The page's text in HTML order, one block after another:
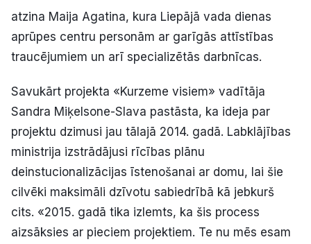
atzina Maija Agatina, kura Liepājā vada dienas
aprūpes centru personām ar garīgās attīstības
traucējumiem un arī specializētās darbnīcas.
Savukārt projekta «Kurzeme visiem» vadītāja
Sandra Miķelsone-Slava pastāsta, ka ideja par
projektu dzimusi jau tālajā 2014. gadā. Labklājības
ministrija izstrādājusi rīcības plānu
deinstucionalizācijas īstenošanai ar domu, lai šie
cilvēki maksimāli dzīvotu sabiedrībā kā jebkurš
cits. «2015. gadā tika izlemts, ka šis process
aizsāksies ar pieciem projektiem. Te nu mēs esam